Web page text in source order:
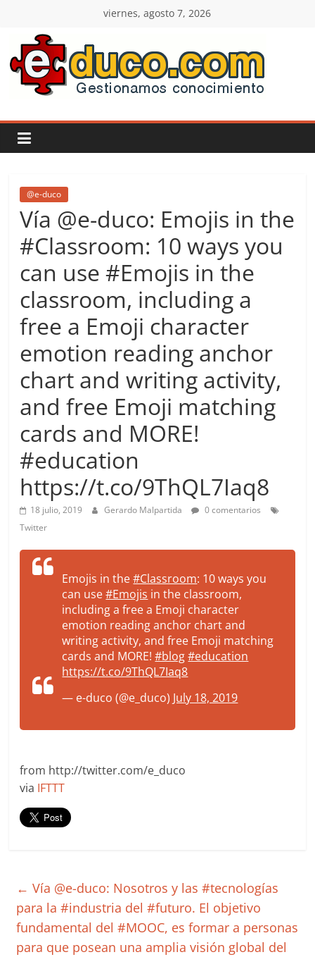
contenido
viernes, agosto 7, 2026
E-
duco:
Gestión
del
Conocimiento
Learn
more.
Do
more.
Be
more.
@e-duco
Vía @e-duco: Emojis in the
#Classroom: 10 ways you
can use #Emojis in the
classroom, including a
free a Emoji character
emotion reading anchor
chart and writing activity,
and free Emoji matching
cards and MORE!
#education
https://t.co/9ThQL7Iaq8
18 julio, 2019 Gerardo Malpartida
0 comentarios
Twitter
Emojis in the#Classroom: 10 ways you
can use#Emojis in the classroom,
including a free a Emoji character
emotion reading anchor chart and
writing activity, and free Emoji matching
cards and MORE!#blog #education
https://t.co/9ThQL7Iaq8
— e-duco (@e_duco) July 18, 2019
from http://twitter.com/e_duco
via IFTTT
← Vía @e-duco: Nosotros y las #tecnologías
para la #industria del #futuro. El objetivo
fundamental del #MOOC, es formar a personas
para que posean una amplia visión global del